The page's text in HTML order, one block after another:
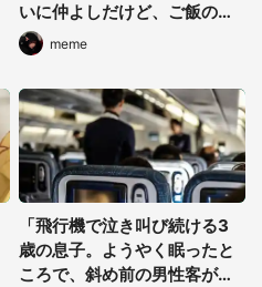
いに仲よしだけど、ご飯の時
には...meme
「飛行機で泣き叫び続ける3
歳の息子。ようやく眠ったと
ころで、斜め前の男性客が振